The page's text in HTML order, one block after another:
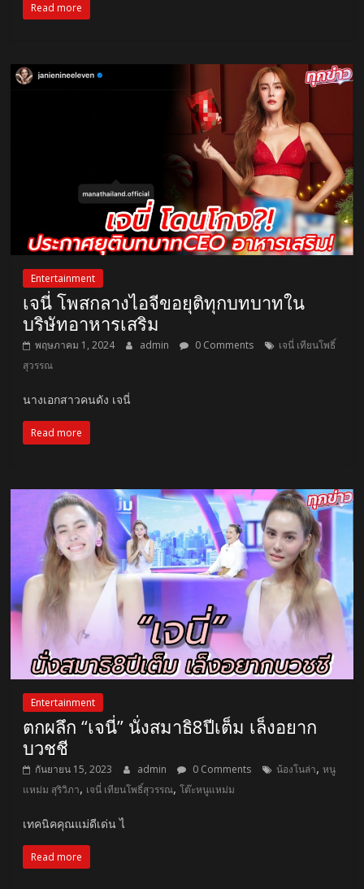
Read more
Entertainment
เจนี่ โพสกลางไอจีขอยุติทุกบทบาทใน
บริษัทอาหารเสริม
พฤษภาคม 1, 2024 admin 0 Comments
เจนี่ เทียนโพธิ์
สุวรรณ
นางเอกสาวคนดัง เจนี่
Read more
Entertainment
ตกผลึก “เจนี่” นั่งสมาธิ8ปีเต็ม เล็งอยาก
บวชชี
กันยายน 15, 2023 admin 0 Comments น้องโนล่า,หนู
แหม่ม สุริวิภา, เจนี่ เทียนโพธิ์สุวรรณ,โต๊ะหนูแหม่ม
เทคนิคคุณแม่ดีเด่น ไ
Read more